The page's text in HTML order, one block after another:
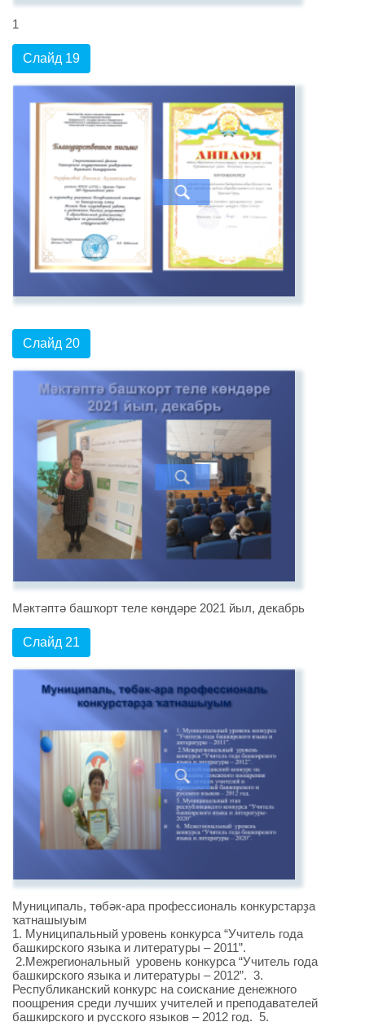
1
Слайд 19
Слайд 20
Мәктәптә башҡорт теле көндәре 2021 йыл, декабрь
Слайд 21
Муниципаль, төбәк-ара профессиональ конкурстарҙа
ҡатнашыуым
1. Муниципальный уровень конкурса “Учитель года
башкирского языка и литературы – 2011”.
2.Межрегиональный уровень конкурса “Учитель года
башкирского языка и литературы – 2012”. 3.
Республиканский конкурс на соискание денежного
поощрения среди лучших учителей и преподавателей
башкирского и русского языков – 2012 год. 5.